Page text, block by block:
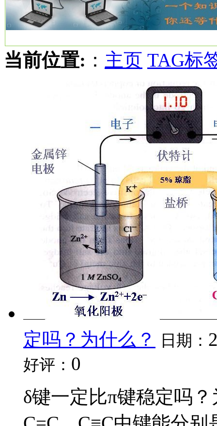
当前位置: ： 主页 TAG标
定吗？为什么？ 日期：
好评： 0
δ键一定比π键稳定吗